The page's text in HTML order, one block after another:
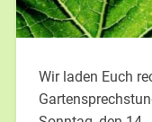
Wir laden Euch